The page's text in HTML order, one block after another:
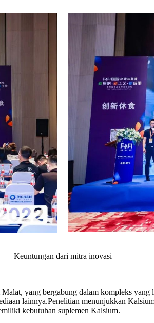
Keuntungan dari mitra inovasi
yang bergabung dalam kompleks
lainnya.Penelitian menunjukkan
kebutuhan suplemen Kalsium.